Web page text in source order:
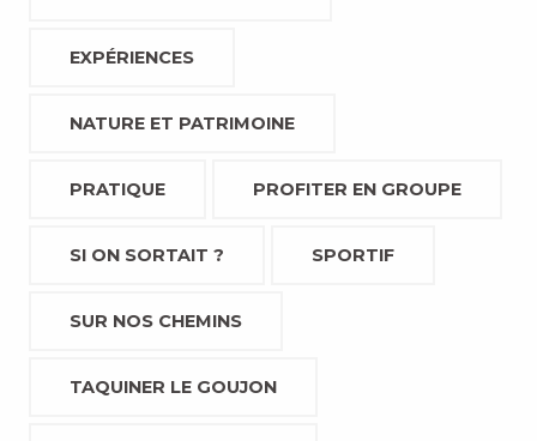
EXPÉRIENCES
NATURE ET PATRIMOINE
PRATIQUE PROFITER EN GROUPE
SI ON SORTAIT ? SPORTIF
SUR NOS CHEMINS
TAQUINER LE GOUJON